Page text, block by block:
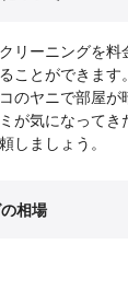
リーニングを
ことができます。
のヤニで部屋
が気になって
しましょう。
相場